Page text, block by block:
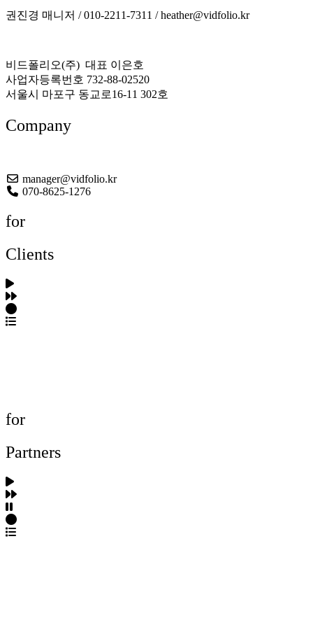
권진경 매니저 / 010-2211-7311 / heather@vidfolio.kr
비드폴리오(주) 대표 이은호
사업자등록번호 732-88-02520
서울시 마포구 동교로16-11 302호
Company
manager@vidfolio.kr
070-8625-1276
for
Clients
for
Partners